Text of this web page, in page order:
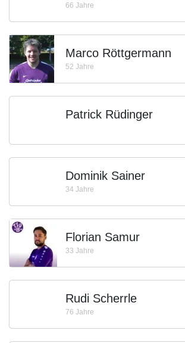
66 Jahre
Marco Röttgermann
52 Jahre
Patrick Rüdinger
Dominik Sainer
34 Jahre
Florian Samur
33 Jahre
Rudi Scherrle
76 Jahre